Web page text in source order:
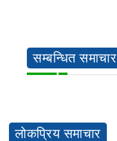
सम्बन्धित समाचार
लोकप्रिय समाचार